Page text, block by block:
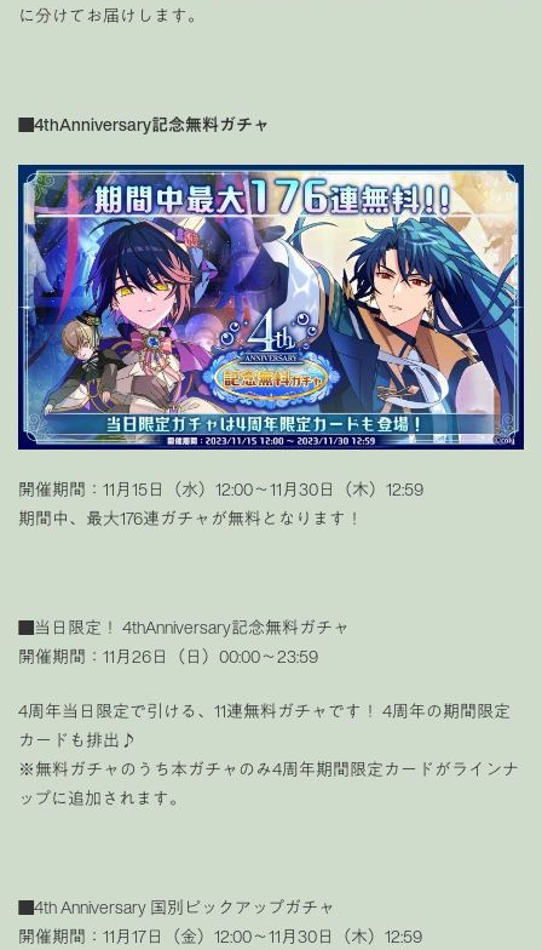
に分けてお届けします。
■4thAnniversary記念無料ガチャ
開催期間：11月15日（水）12:00〜11月30日（木）12:59
期間中、最大176連ガチャが無料となります！
■当日限定！ 4thAnniversary記念無料ガチャ
開催期間：11月26日（日）00:00〜23:59
4周年当日限定で引ける、11連無料ガチャです！ 4周年の期間限定
カードも排出♪
※無料ガチャのうち本ガチャのみ4周年期間限定カードがラインナ
ップに追加されます。
■4th Anniversary 国別ピックアップガチャ
開催期間：11月17日（金）12:00〜11月30日（木）12:59